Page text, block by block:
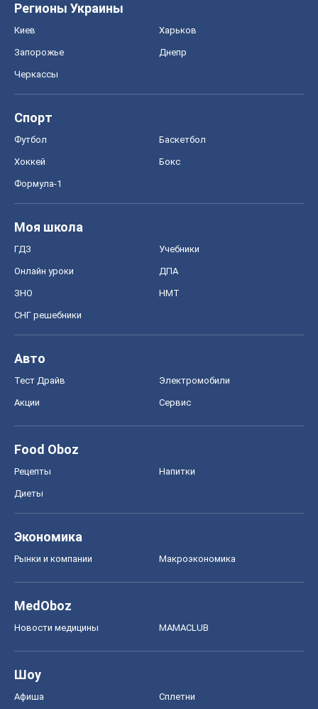
Регионы Украины
Киев Харьков
Запорожье Днепр
Черкассы
Спорт
Футбол Баскетбол
Хоккей Бокс
Формула-1
Моя школа
ГДЗ Учебники
Онлайн уроки ДПА
ЗНО НМТ
СНГ решебники
Авто
Тест Драйв Электромобили
Акции Сервис
Food Oboz
Рецепты Напитки
Диеты
Экономика
Рынки и компании Mакроэкономика
MedOboz
Новости медицины MAMACLUB
Шоу
Афиша Сплетни